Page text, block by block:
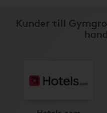
Kunder till